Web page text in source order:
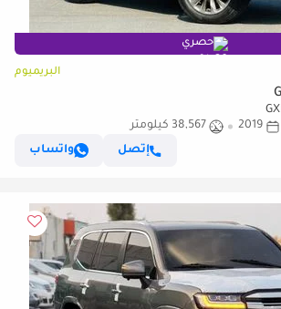
حصري
البريميوم
2019
38,567 كيلومتر
إتصل
واتساب